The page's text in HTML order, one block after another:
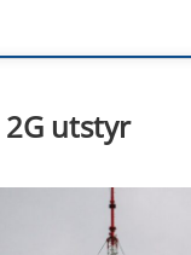
2G utstyr